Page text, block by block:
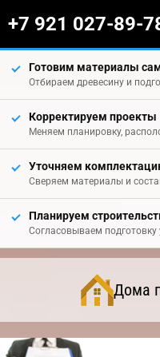
+7 921 027-89-
Готовим материалы
Отбираем древесину и
Корректируем проекты
Меняем планировку,
Уточняем
Сверяем материалы и
Планируем
Согласовываем подготовку
Дома